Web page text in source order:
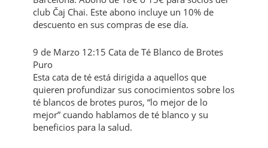
club Čaj Chai. Este abono incluye un 10% de
descuento en sus compras de ese día.
9 de Marzo 12:15 Cata de Té Blanco de Brotes
Puro
Esta cata de té está dirigida a aquellos que
quieren profundizar sus conocimientos sobre los
té blancos de brotes puros, “lo mejor de lo
mejor” cuando hablamos de té blanco y su
beneficios para la salud.